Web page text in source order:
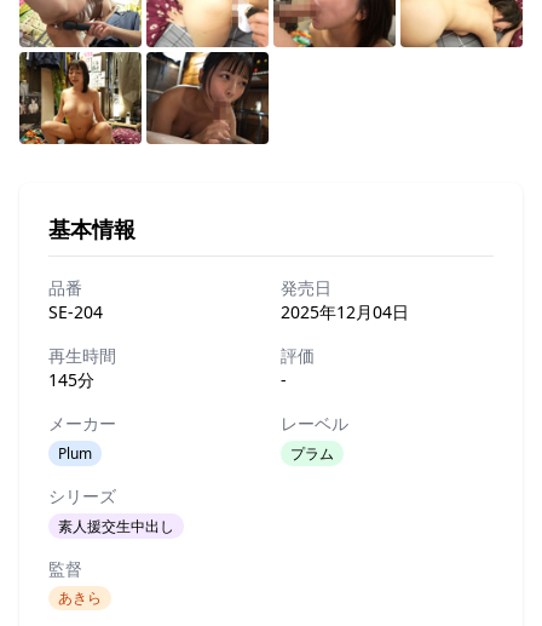
基本情報
品番
SE-204
発売日
2025年12月04日
再生時間
145分
評価
-
メーカー
Plum
レーベル
プラム
シリーズ
素人援交生中出し
監督
あきら